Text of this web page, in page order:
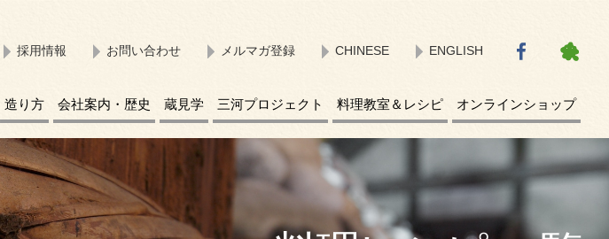
ENGLISH
CHINESE
メルマガ登録
お問い合わせ
採用情報
造り方 会社案内・歴史 蔵見学 三河プロジェクト 料理教室＆レシピ オンラインショップ